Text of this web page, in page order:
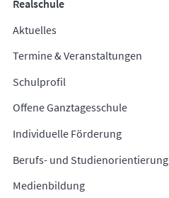
Realschule
Aktuelles
Termine & Veranstaltungen
Schulprofil
Offene Ganztagesschule
Individuelle Förderung
Berufs- und Studienorientierung
Medienbildung